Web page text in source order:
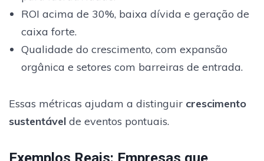
ROI acima de 30%, baixa dívida e geração de
caixa forte.
Qualidade do crescimento, com expansão
orgânica e setores com barreiras de entrada.
Essas métricas ajudam a distinguir crescimento
sustentável de eventos pontuais.